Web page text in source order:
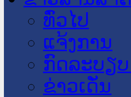
​ທົ່ວ​ໄປ
ແຈ້ງການ
ກົດລະບຽ
ຂ່າວເດັ່ນ